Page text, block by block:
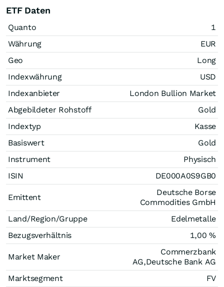
ETF Daten
Quanto
1
Währung
EUR
Geo
Long
Indexwährung
USD
Indexanbieter
London Bullion Market
Abgebildeter Rohstoff
Gold
Indextyp
Kasse
Basiswert
Gold
Instrument
Physisch
ISIN
DE000A0S9GB0
Emittent
Deutsche Borse
Commodities GmbH
Land/Region/Gruppe
Edelmetalle
Bezugsverhältnis
1,00 %
Market Maker
Commerzbank
AG,Deutsche Bank AG
Marktsegment
FV